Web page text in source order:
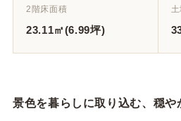
2階床面積
23.11㎡(6.99坪)
景色を暮らしに取り込む、穏や